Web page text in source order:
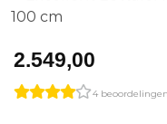
2.549,00
4 beoordelingen